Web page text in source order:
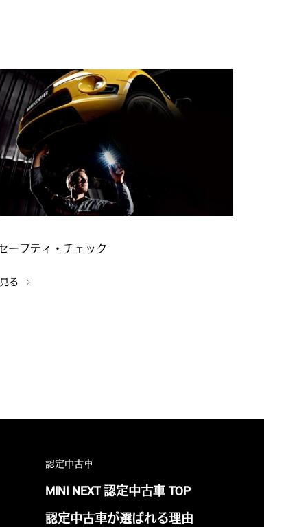
ーフティ・チェック
る
認定中古車
MINI NEXT 認定中古車 TOP
認定中古車が選ばれる理由